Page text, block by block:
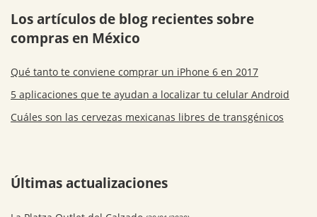
Los artículos de blog recientes sobre
compras en México
Qué tanto te conviene comprar un iPhone 6 en 2017
5 aplicaciones que te ayudan a localizar tu celular Android
Cuáles son las cervezas mexicanas libres de transgénicos
Últimas actualizaciones